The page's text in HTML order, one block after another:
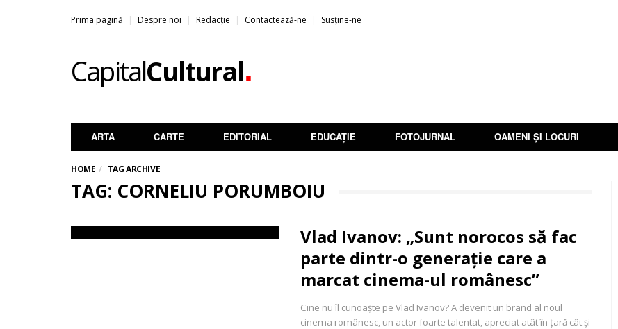
Prima pagină Despre noi Redacție Contactează-ne Susține-ne
CapitalCultural.
ARTA CARTE EDITORIAL EDUCAȚIE FOTOJURNAL OAMENI ȘI LOCURI
HOME TAG ARCHIVE
TAG: CORNELIU PORUMBOIU
Vlad Ivanov: „Sunt norocos să fac
parte dintr-o generație care a
marcat cinema-ul românesc”
Cine nu îl cunoaște pe Vlad Ivanov? A devenit un brand al noul
cinema românesc, un actor foarte talentat, apreciat atât în țară cât și